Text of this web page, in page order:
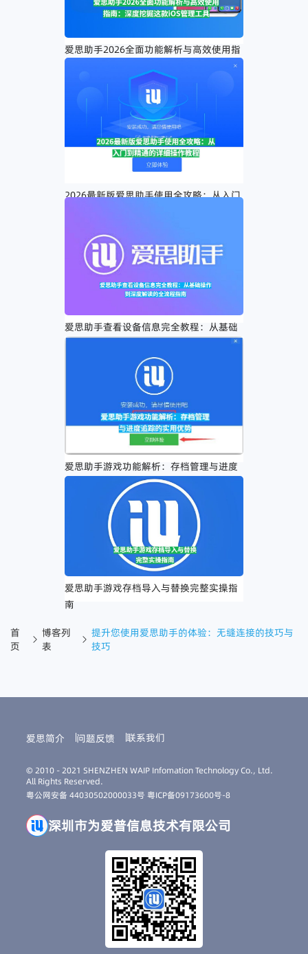
爱思助手2026全面功能解析与高效使用指
2026最新版爱思助手使用全攻略：从入门
爱思助手查看设备信息完全教程：从基础
操作到深度解读的全流程指南
爱思助手游戏功能解析：存档管理与进度
追踪的实用优势
爱思助手游戏存档导入与替换完整实操指
南
首
页
博客列
表
提升您使用爱思助手的体验：无缝连接的技巧与
技巧
爱思简介 问题反馈 联系我们
© 2010 - 2021 SHENZHEN WAIP Infomation Technology Co., Ltd.
All Rights Reserved.
粤公网安备 44030502000033号粤ICP备09173600号-8
深圳市为爱普信息技术有限公司